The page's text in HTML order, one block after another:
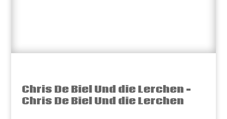
Chris De Biel Und die Lerchen –
Chris De Biel Und die Lerchen